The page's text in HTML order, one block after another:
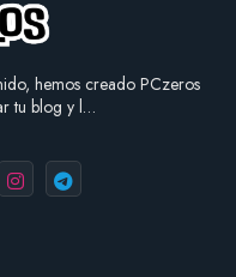
hemos creado PCzeros
tu blog y l…